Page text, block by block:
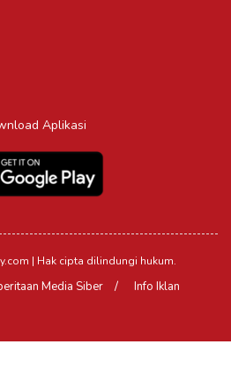
Aplikasi
| Hak cipta dilindungi hukum.
Media Siber Info Iklan